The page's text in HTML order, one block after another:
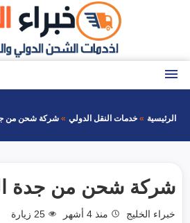
القائمة
الرئيسية خدمات النقل الدولي شركة شحن من
شركة شحن من جدة
خبراء الخليج منذ 4 أشهر 25 زيارة